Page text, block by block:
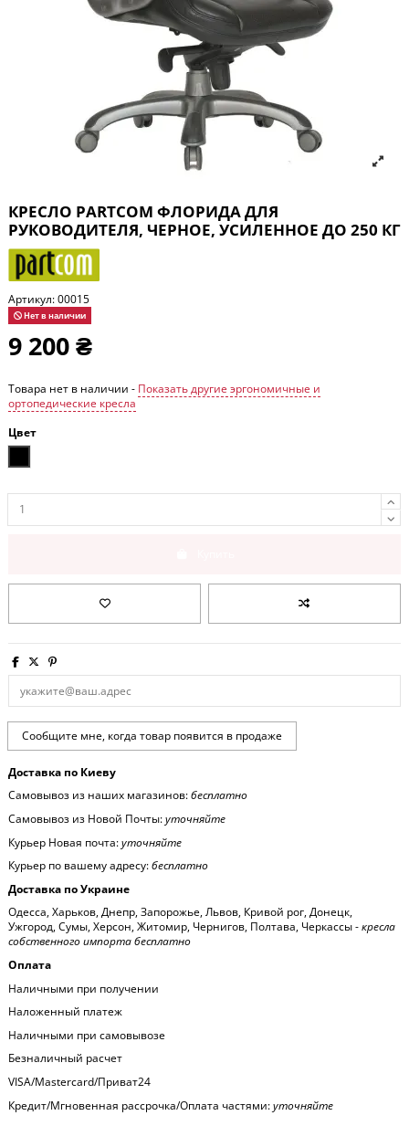
КРЕСЛО PARTCOM ФЛОРИДА ДЛЯ
РУКОВОДИТЕЛЯ, ЧЕРНОЕ, УСИЛЕННОЕ ДО 250 КГ
Артикул:00015
Нет в наличии
9 200 ₴
Товара нет в наличии - Показать другие эргономичные и
ортопедические кресла
Цвет
Доставка по Киеву
Самовывоз из наших магазинов:бесплатно
Самовывоз из Новой Почты:уточняйте
Курьер Новая почта:уточняйте
Курьер по вашему адресу:бесплатно
Доставка по Украине
Одесса, Харьков, Днепр, Запорожье, Львов, Кривой рог, Донецк,
Ужгород, Сумы, Херсон, Житомир, Чернигов, Полтава, Черкассы -кресла
собственного импорта бесплатно
Оплата
Наличными при получении
Наложенный платеж
Наличными при самовывозе
Безналичный расчет
VISA/Mastercard/Приват24
Кредит/Мгновенная рассрочка/Оплата частями:уточняйте